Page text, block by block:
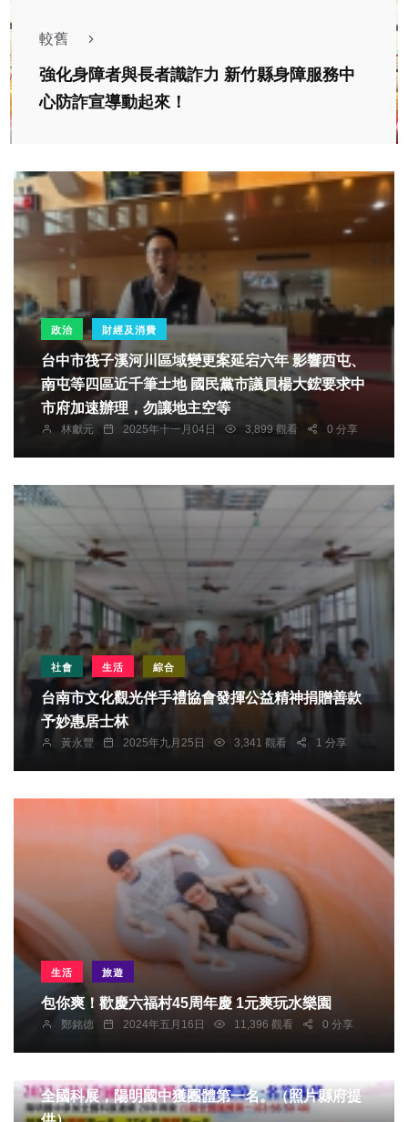
較舊
強化身障者與長者識詐力 新竹縣身障服務中
心防詐宣導動起來！
政治 財經及消費
台中市筏子溪河川區域變更案延宕六年 影響西屯、
南屯等四區近千筆土地 國民黨市議員楊大鋐要求中
市府加速辦理，勿讓地主空等
林獻元 2025年十一月04日 3,899 觀看 0 分享
社會 生活 綜合
台南市文化觀光伴手禮協會發揮公益精神捐贈善款
予妙惠居士林
黃永豐 2025年九月25日 3,341 觀看 1 分享
生活 旅遊
包你爽！歡慶六福村45周年慶 1元爽玩水樂園
鄭銘德 2024年五月16日 11,396 觀看 0 分享
全國科展，陽明國中獲團體第一名。（照片縣府提